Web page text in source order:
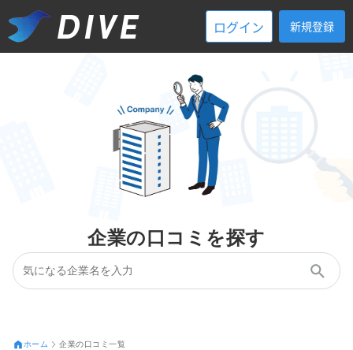
ログイン 新規登録
企業の口コミを探す
ホーム 企業の口コミ一覧